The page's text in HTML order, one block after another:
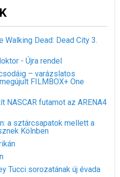
Dead: Dead City 3.
- Újra rendel
– varázslatos
FILMBOX+ One
NASCAR futamot az ARENA4
a sztárcsapatok mellett a
Kölnben
Tucci sorozatának új évada